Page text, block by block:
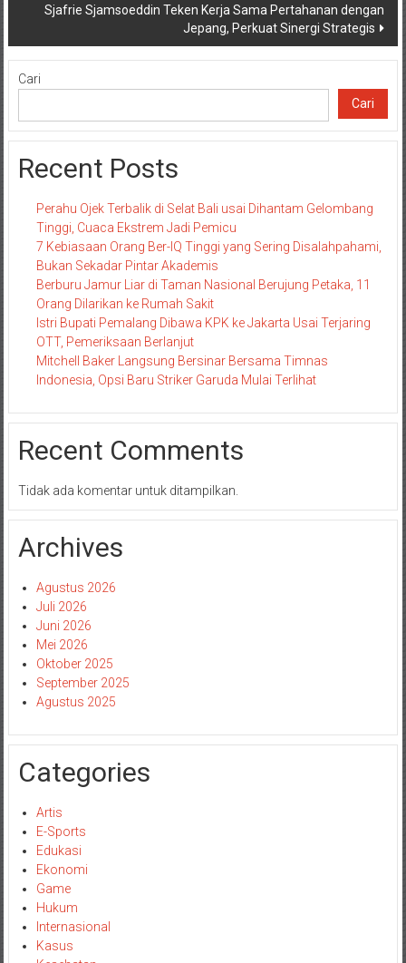
Sjafrie Sjamsoeddin Teken Kerja Sama Pertahanan dengan
Jepang, Perkuat Sinergi Strategis
Cari
Cari
Recent Posts
Perahu Ojek Terbalik di Selat Bali usai Dihantam Gelombang
Tinggi, Cuaca Ekstrem Jadi Pemicu
7 Kebiasaan Orang Ber-IQ Tinggi yang Sering Disalahpahami,
Bukan Sekadar Pintar Akademis
Berburu Jamur Liar di Taman Nasional Berujung Petaka, 11
Orang Dilarikan ke Rumah Sakit
Istri Bupati Pemalang Dibawa KPK ke Jakarta Usai Terjaring
OTT, Pemeriksaan Berlanjut
Mitchell Baker Langsung Bersinar Bersama Timnas
Indonesia, Opsi Baru Striker Garuda Mulai Terlihat
Recent Comments
Tidak ada komentar untuk ditampilkan.
Archives
Agustus 2026
Juli 2026
Juni 2026
Mei 2026
Oktober 2025
September 2025
Agustus 2025
Categories
Artis
E-Sports
Edukasi
Ekonomi
Game
Hukum
Internasional
Kasus